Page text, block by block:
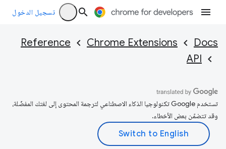
تسجيل الدخول
Docs
Chrome Extensions
Reference
API
تستخدم Google تكنولوجيا الذكاء الاصطناعي لترجمة المحتوى إلى لغتك المفضّلة،
وقد تتضمّن بعض الأخطاء.